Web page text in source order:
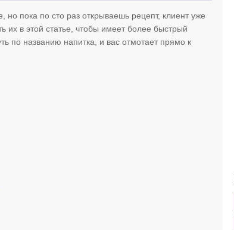
но пока по сто раз открываешь рецепт, клиент уже
их в этой статье, чтобы имеет более быстрый
по названию напитка, и вас отмотает прямо к